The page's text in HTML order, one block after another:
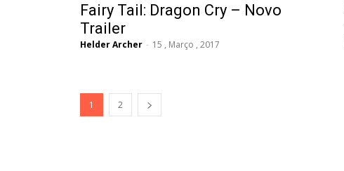
Fairy Tail: Dragon Cry – Novo
Trailer
Helder Archer - 15 , Março , 2017
1 2